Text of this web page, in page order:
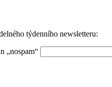
týdenního newsletteru:
„nospam“